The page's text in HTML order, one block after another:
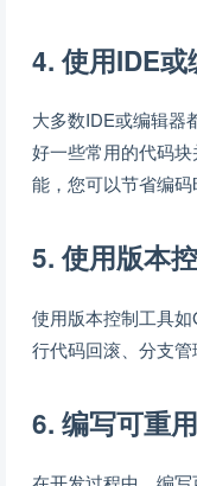
4. 使用IDE
大多数IDE或编辑器
好一些常用的代码
能，您可以节省编码
5. 使用版本
使用版本控制工具
行代码回滚、分支管
6. 编写可重